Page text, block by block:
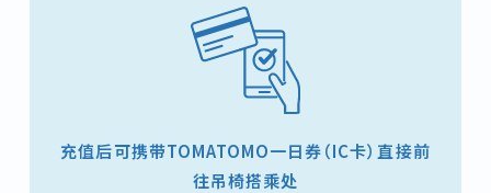
充值后可携带TOMATOMO一日券（IC卡）直接前
往吊椅搭乘处